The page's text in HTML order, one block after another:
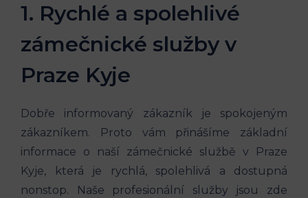
1. Rychlé a spolehlivé
zámečnické služby v
Praze Kyje
Dobře informovaný zákazník je spokojeným
zákazníkem. Proto vám přinášíme základní
informace o naší zámečnické službě v Praze
Kyje, která je rychlá, spolehlivá a dostupná
nonstop. Naše profesionální služby jsou zde